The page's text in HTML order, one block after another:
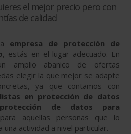
el mejor precio pero con
de calidad
empresa de protección de
, estás en el lugar adecuado. En
amplio abanico de ofertas
elegir la que mejor se adapte
ya que contamos con
en protección de datos
de datos para
aquellas personas que lo
actividad a nivel particular.